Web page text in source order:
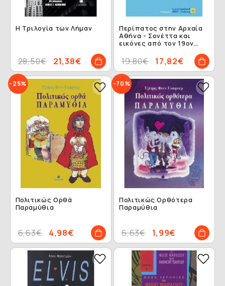
Η Τριλογία των Λήμαν
21,38€
28,50€
Περίπατος στην Αρχαία
Αθήνα - Σονέττα και
εικόνες από τον 19ον
17,82€
19,80€
-25%
Πολιτικώς Ορθά
Παραμύθια
4,98€
6,63€
-70%
Πολιτικώς Ορθότερα
Παραμύθια
1,99€
6,63€